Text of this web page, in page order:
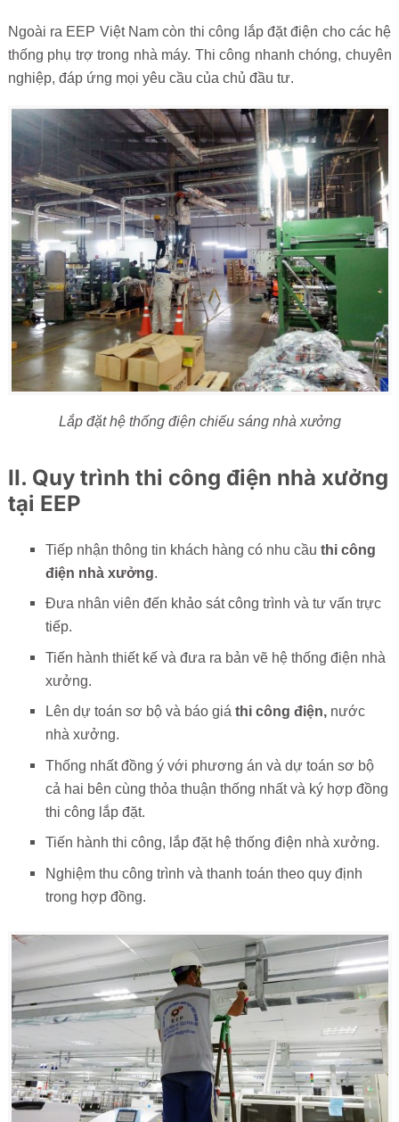
Ngoài ra EEP Việt Nam còn thi công lắp đặt điện cho các hệ
thống phụ trợ trong nhà máy. Thi công nhanh chóng, chuyên
nghiệp, đáp ứng mọi yêu cầu của chủ đầu tư.
Lắp đặt hệ thống điện chiếu sáng nhà xưởng
II. Quy trình thi công điện nhà xưởng
tại EEP
Tiếp nhận thông tin khách hàng có nhu cầu thi công
điện nhà xưởng.
Đưa nhân viên đến khảo sát công trình và tư vấn trực
tiếp.
Tiến hành thiết kế và đưa ra bản vẽ hệ thống điện nhà
xưởng.
Lên dự toán sơ bộ và báo giá thi công điện, nước
nhà xưởng.
Thống nhất đồng ý với phương án và dự toán sơ bộ
cả hai bên cùng thỏa thuận thống nhất và ký hợp đồng
thi công lắp đặt.
Tiến hành thi công, lắp đặt hệ thống điện nhà xưởng.
Nghiệm thu công trình và thanh toán theo quy định
trong hợp đồng.